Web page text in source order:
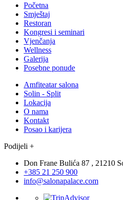
Početna
Smještaj
Restoran
Kongresi i seminari
Vjenčanja
Wellness
Galerija
Posebne ponude
Amfiteatar salona
Solin - Split
Lokacija
O nama
Kontakt
Posao i karijera
Podijeli +
Don Frane Bulića 87 , 21210
+385 21 250 900
info@salonapalace.com